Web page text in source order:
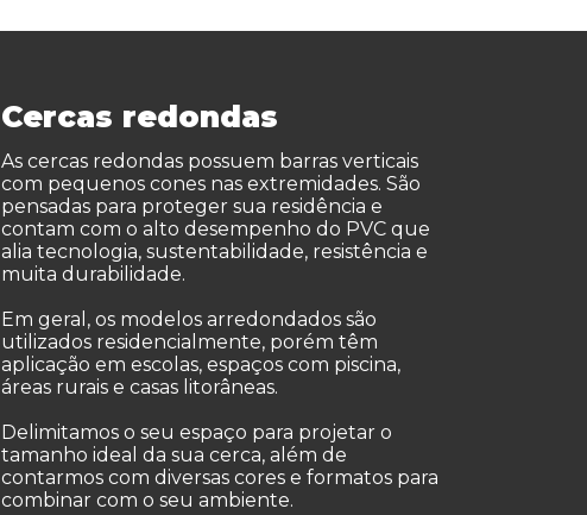
Cercas redondas
As cercas redondas possuem barras verticais
com pequenos cones nas extremidades. São
pensadas para proteger sua residência e
contam com o alto desempenho do PVC que
alia tecnologia, sustentabilidade, resistência e
muita durabilidade.
Em geral, os modelos arredondados são
utilizados residencialmente, porém têm
aplicação em escolas, espaços com piscina,
áreas rurais e casas litorâneas.
Delimitamos o seu espaço para projetar o
tamanho ideal da sua cerca, além de
contarmos com diversas cores e formatos para
combinar com o seu ambiente.